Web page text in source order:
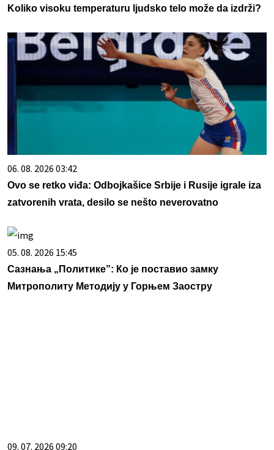
Koliko visoku temperaturu ljudsko telo može da izdrži?
06. 08. 2026 03:42
Ovo se retko viđa: Odbojkašice Srbije i Rusije igrale iza
zatvorenih vrata, desilo se nešto neverovatno
05. 08. 2026 15:45
Сазнања „Политике”: Ко је поставио замку
Митрополиту Методију у Горњем Заостру
09. 07. 2026 09:20